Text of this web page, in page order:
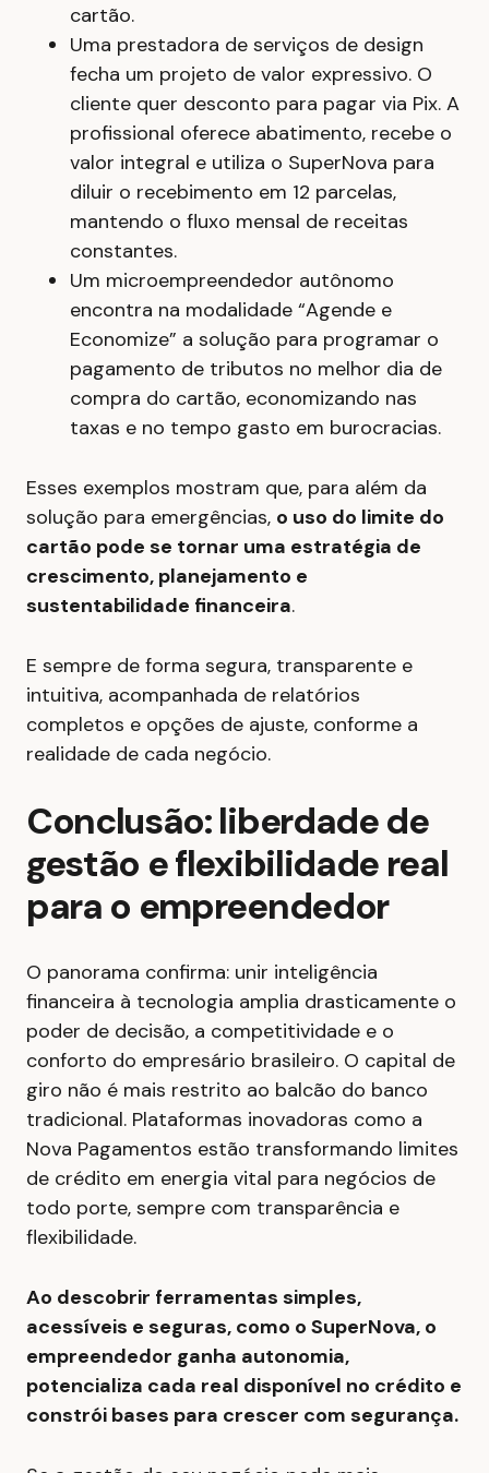
cartão.
Uma prestadora de serviços de design
fecha um projeto de valor expressivo. O
cliente quer desconto para pagar via Pix. A
profissional oferece abatimento, recebe o
valor integral e utiliza o SuperNova para
diluir o recebimento em 12 parcelas,
mantendo o fluxo mensal de receitas
constantes.
Um microempreendedor autônomo
encontra na modalidade “Agende e
Economize” a solução para programar o
pagamento de tributos no melhor dia de
compra do cartão, economizando nas
taxas e no tempo gasto em burocracias.
Esses exemplos mostram que, para além da
solução para emergências, o uso do limite do
cartão pode se tornar uma estratégia de
crescimento, planejamento e
sustentabilidade financeira.
E sempre de forma segura, transparente e
intuitiva, acompanhada de relatórios
completos e opções de ajuste, conforme a
realidade de cada negócio.
Conclusão: liberdade de
gestão e flexibilidade real
para o empreendedor
O panorama confirma: unir inteligência
financeira à tecnologia amplia drasticamente o
poder de decisão, a competitividade e o
conforto do empresário brasileiro. O capital de
giro não é mais restrito ao balcão do banco
tradicional. Plataformas inovadoras como a
Nova Pagamentos estão transformando limites
de crédito em energia vital para negócios de
todo porte, sempre com transparência e
flexibilidade.
Ao descobrir ferramentas simples,
acessíveis e seguras, como o SuperNova, o
empreendedor ganha autonomia,
potencializa cada real disponível no crédito e
constrói bases para crescer com segurança.